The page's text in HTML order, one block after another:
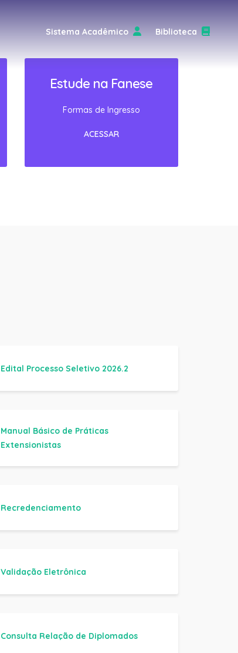
Sistema Acadêmico Biblioteca
Estude na Fanese
Formas de Ingresso
ACESSAR
Edital Processo Seletivo 2026.2
Manual Básico de Práticas
Extensionistas
Recredenciamento
Validação Eletrônica
Consulta Relação de Diplomados